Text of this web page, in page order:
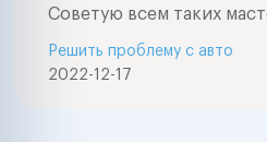
Советую всем таких
2022-12-17
Решить проблему с авто